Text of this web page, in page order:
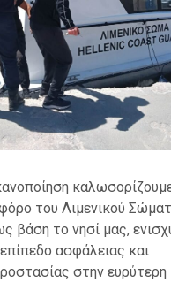
του Λιμενικού
βάση το νησί μας,
ασφάλειας και
στην ευρύτερη